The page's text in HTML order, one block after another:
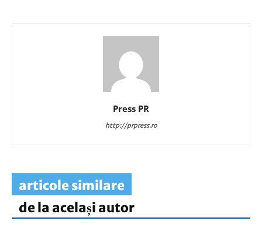
Press PR
http://prpress.ro
articole similare
de la același autor